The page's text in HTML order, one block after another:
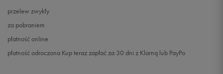
przelew zwykły
za pobraniem
płatność online
płatność odroczona Kup teraz zapłać za 30 dni z Klarną lub PayPo